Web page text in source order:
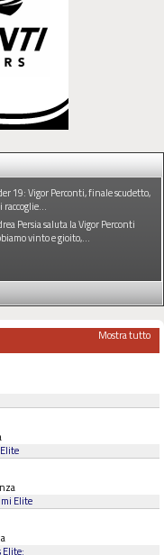
19: Vigor Perconti, finale scudetto,
raccoglie...
Persia saluta la Vigor Perconti
vinto e gioito,...
Mostra tutto
Elite
Elite: